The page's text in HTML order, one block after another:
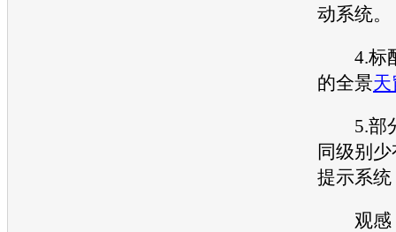
动系统。
4.标配
的全景天
5.部分
同级别
提示系
观感